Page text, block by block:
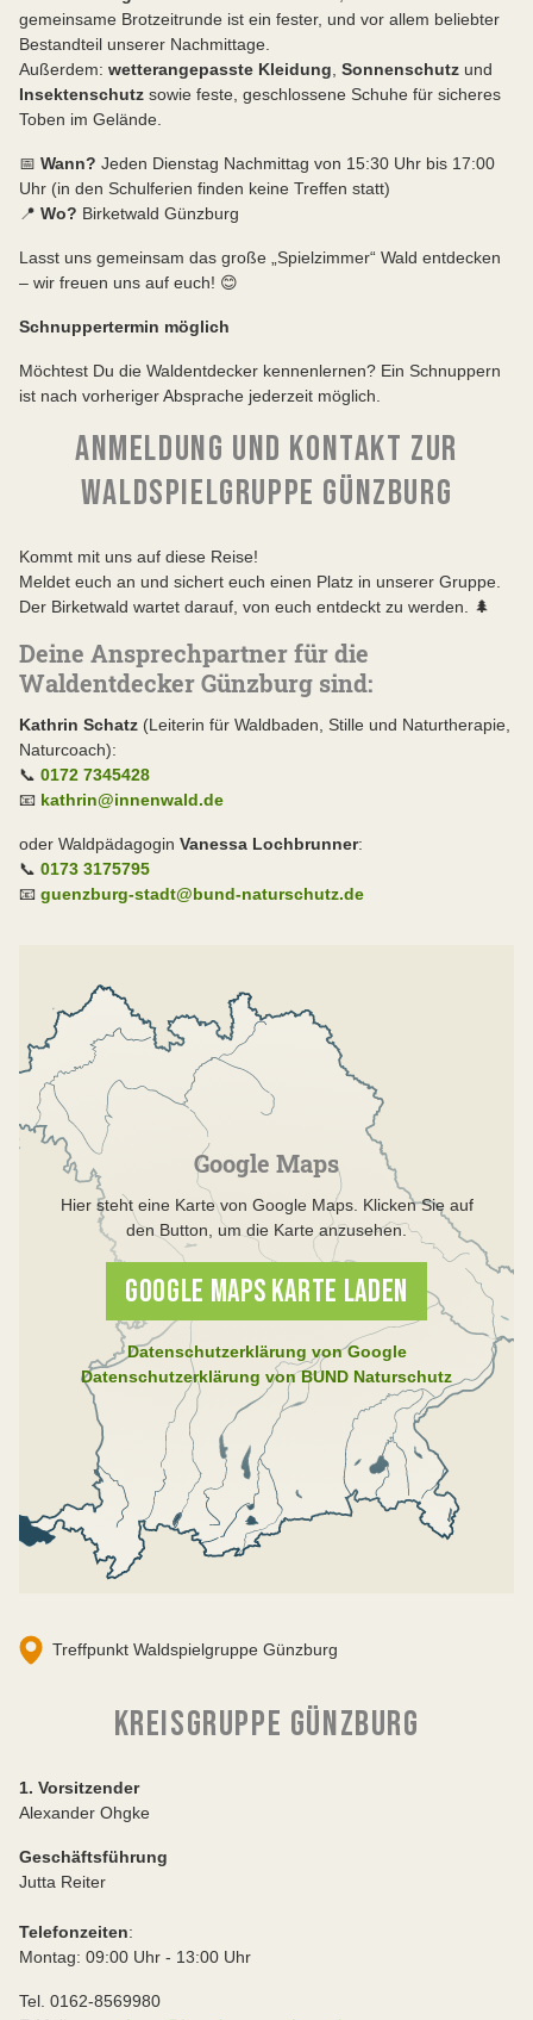
gemeinsame Brotzeitrunde ist ein fester, und vor allem beliebter
Bestandteil unserer Nachmittage.
Außerdem: wetterangepasste Kleidung Sonnenschutz und
Insektenschutz sowie feste, geschlossene Schuhe für sicheres
Toben im Gelände.
📅 Wann? Jeden Dienstag Nachmittag von 15:30 Uhr bis 17:00
Uhr (in den Schulferien finden keine Treffen statt)
📍 Wo? Birketwald Günzburg
Lasst uns gemeinsam das große „Spielzimmer“ Wald entdecken
– wir freuen uns auf euch! 😊
Schnuppertermin möglich
Möchtest Du die Waldentdecker kennenlernen? Ein Schnuppern
ist nach vorheriger Absprache jederzeit möglich.
ANMELDUNG UND KONTAKT ZUR
WALDSPIELGRUPPE GÜNZBURG
Kommt mit uns auf diese Reise!
Meldet euch an und sichert euch einen Platz in unserer Gruppe.
Der Birketwald wartet darauf, von euch entdeckt zu werden. 🌲
Deine Ansprechpartner für die
Waldentdecker Günzburg sind:
Kathrin Schatz (Leiterin für Waldbaden, Stille und Naturtherapie,
Naturcoach):
📞 0172 7345428
📧 kathrin@innenwald.de
oder Waldpädagogin Vanessa Lochbrunner:
📞 0173 3175795
📧 guenzburg-stadt@bund-naturschutz.de
Google Maps
Hier steht eine Karte von Google Maps. Klicken Sie auf
den Button, um die Karte anzusehen.
GOOGLE MAPS KARTE LADEN
Datenschutzerklärung von Google
Datenschutzerklärung von BUND Naturschutz
Treffpunkt Waldspielgruppe Günzburg
KREISGRUPPE GÜNZBURG
1. Vorsitzender
Alexander Ohgke
Geschäftsführung
Jutta Reiter
Telefonzeiten:
Montag: 09:00 Uhr - 13:00 Uhr
Tel. 0162-8569980